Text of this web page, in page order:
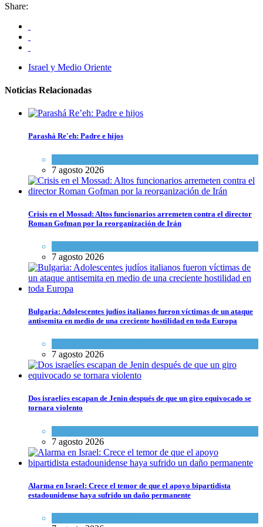
Share:
Israel y Medio Oriente
Noticias Relacionadas
Parashá Re'eh: Padre e hijos
7 agosto 2026
Crisis en el Mossad: Altos funcionarios arremeten contra el director
Roman Gofman por la reorganización de Irán
7 agosto 2026
Bulgaria: Adolescentes judíos italianos fueron víctimas de un ataque
antisemita en medio de una creciente hostilidad en toda Europa
7 agosto 2026
Dos israelíes escapan de Jenin después de que un giro equivocado se
tornara violento
7 agosto 2026
Alarma en Israel: Crece el temor de que el apoyo bipartidista
estadounidense haya sufrido un daño permanente